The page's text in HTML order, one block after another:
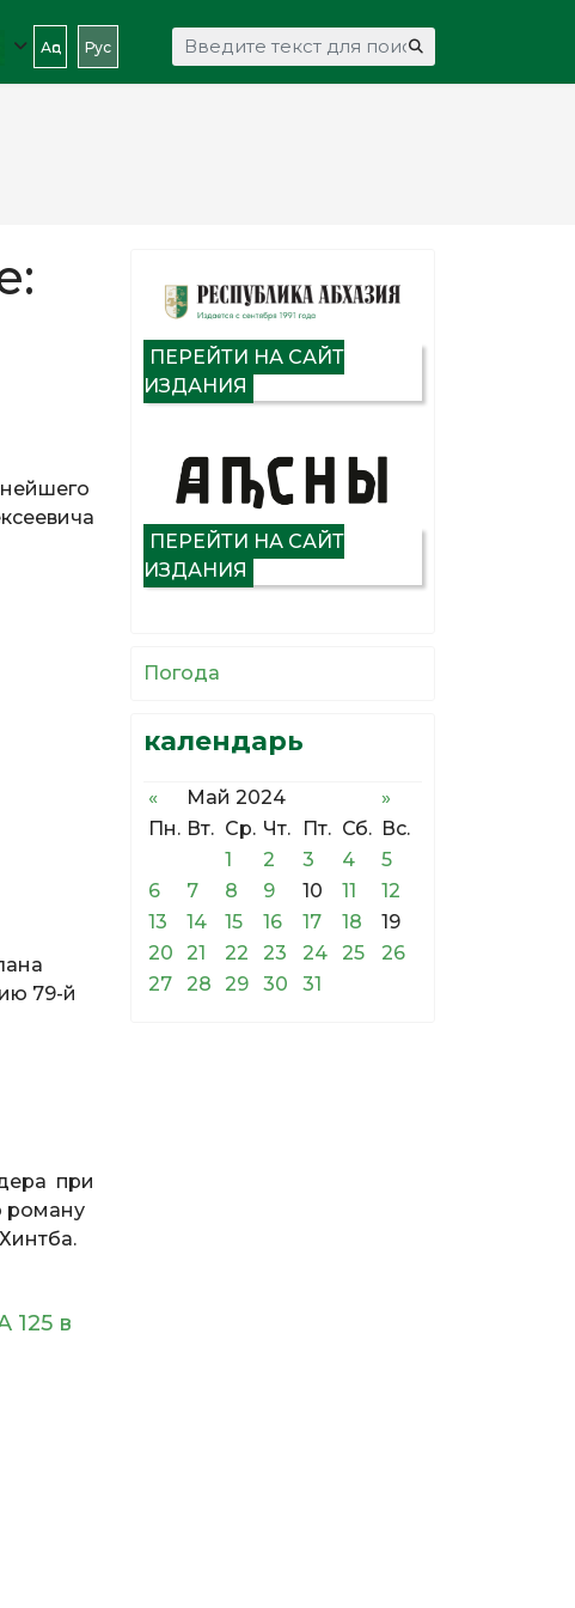
Аԥс Рус Искать...
79-й
при
роману
125 в
ПЕРЕЙТИ НА САЙТ
ИЗДАНИЯ
ПЕРЕЙТИ НА САЙТ
ИЗДАНИЯ
Погода
календарь
« Май 2024
»
Пн. Вт. Ср. Чт. Пт. Сб. Вс.
1
2 3 4
5
6
7 8 9 10 11
12
13
14 15 16 17 18
19
20
21 22 23 24 25
26
27
28 29 30 31